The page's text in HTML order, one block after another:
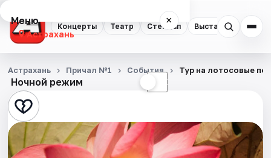
Концерты Театр Стендап Выставки
Меню ×
Астрахань
Концерты
Театр
Стендап
Выставки
Ночной режим ☾
Астрахань Причал №1 События Тур на лотосовые